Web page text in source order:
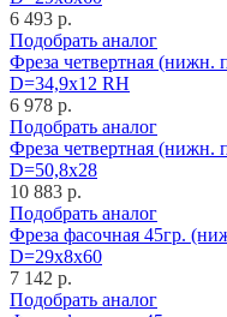
6 493 р.
Подобрать аналог
Фреза четвертная
D=34,9x12 RH
6 978 р.
Подобрать аналог
Фреза четвертная
D=50,8x28
10 883 р.
Подобрать аналог
Фреза фасочная 45гр.
D=29x8x60
7 142 р.
Подобрать аналог